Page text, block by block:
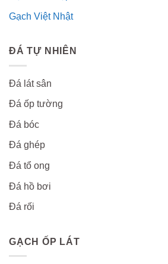
Gạch Việt Nhật
ĐÁ TỰ NHIÊN
Đá lát sân
Đá ốp tường
Đá bóc
Đá ghép
Đá tổ ong
Đá hồ bơi
Đá rối
GẠCH ỐP LÁT